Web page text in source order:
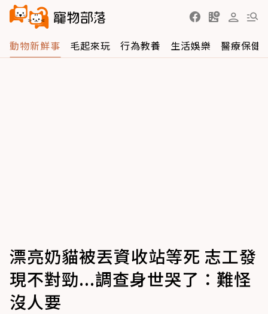
動物新鮮事 毛起來玩 行為教養 生活娛樂 醫療保健
漂亮奶貓被丟資收站等死 志工發
現不對勁...調查身世哭了：難怪
沒人要